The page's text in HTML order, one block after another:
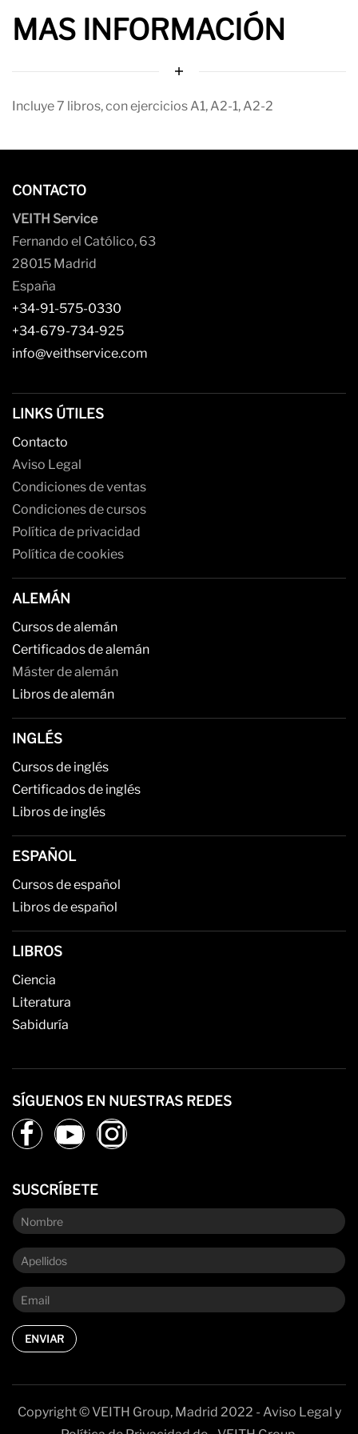
MAS INFORMACIÓN
Incluye 7 libros, con ejercicios A1, A2-1, A2-2
CONTACTO
VEITH Service
Fernando el Católico, 63
28015 Madrid
España
+34-91-575-0330
+34-679-734-925
info@veithservice.com
LINKS ÚTILES
Contacto
Aviso Legal
Condiciones de ventas
Condiciones de cursos
Política de privacidad
Política de cookies
ALEMÁN
Cursos de alemán
Certificados de alemán
Máster de alemán
Libros de alemán
INGLÉS
Cursos de inglés
Certificados de inglés
Libros de inglés
ESPAÑOL
Cursos de español
Libros de español
LIBROS
Ciencia
Literatura
Sabiduría
SÍGUENOS EN NUESTRAS REDES
SUSCRÍBETE
ENVIAR
Copyright © VEITH Group, Madrid 2022 - Aviso Legal y